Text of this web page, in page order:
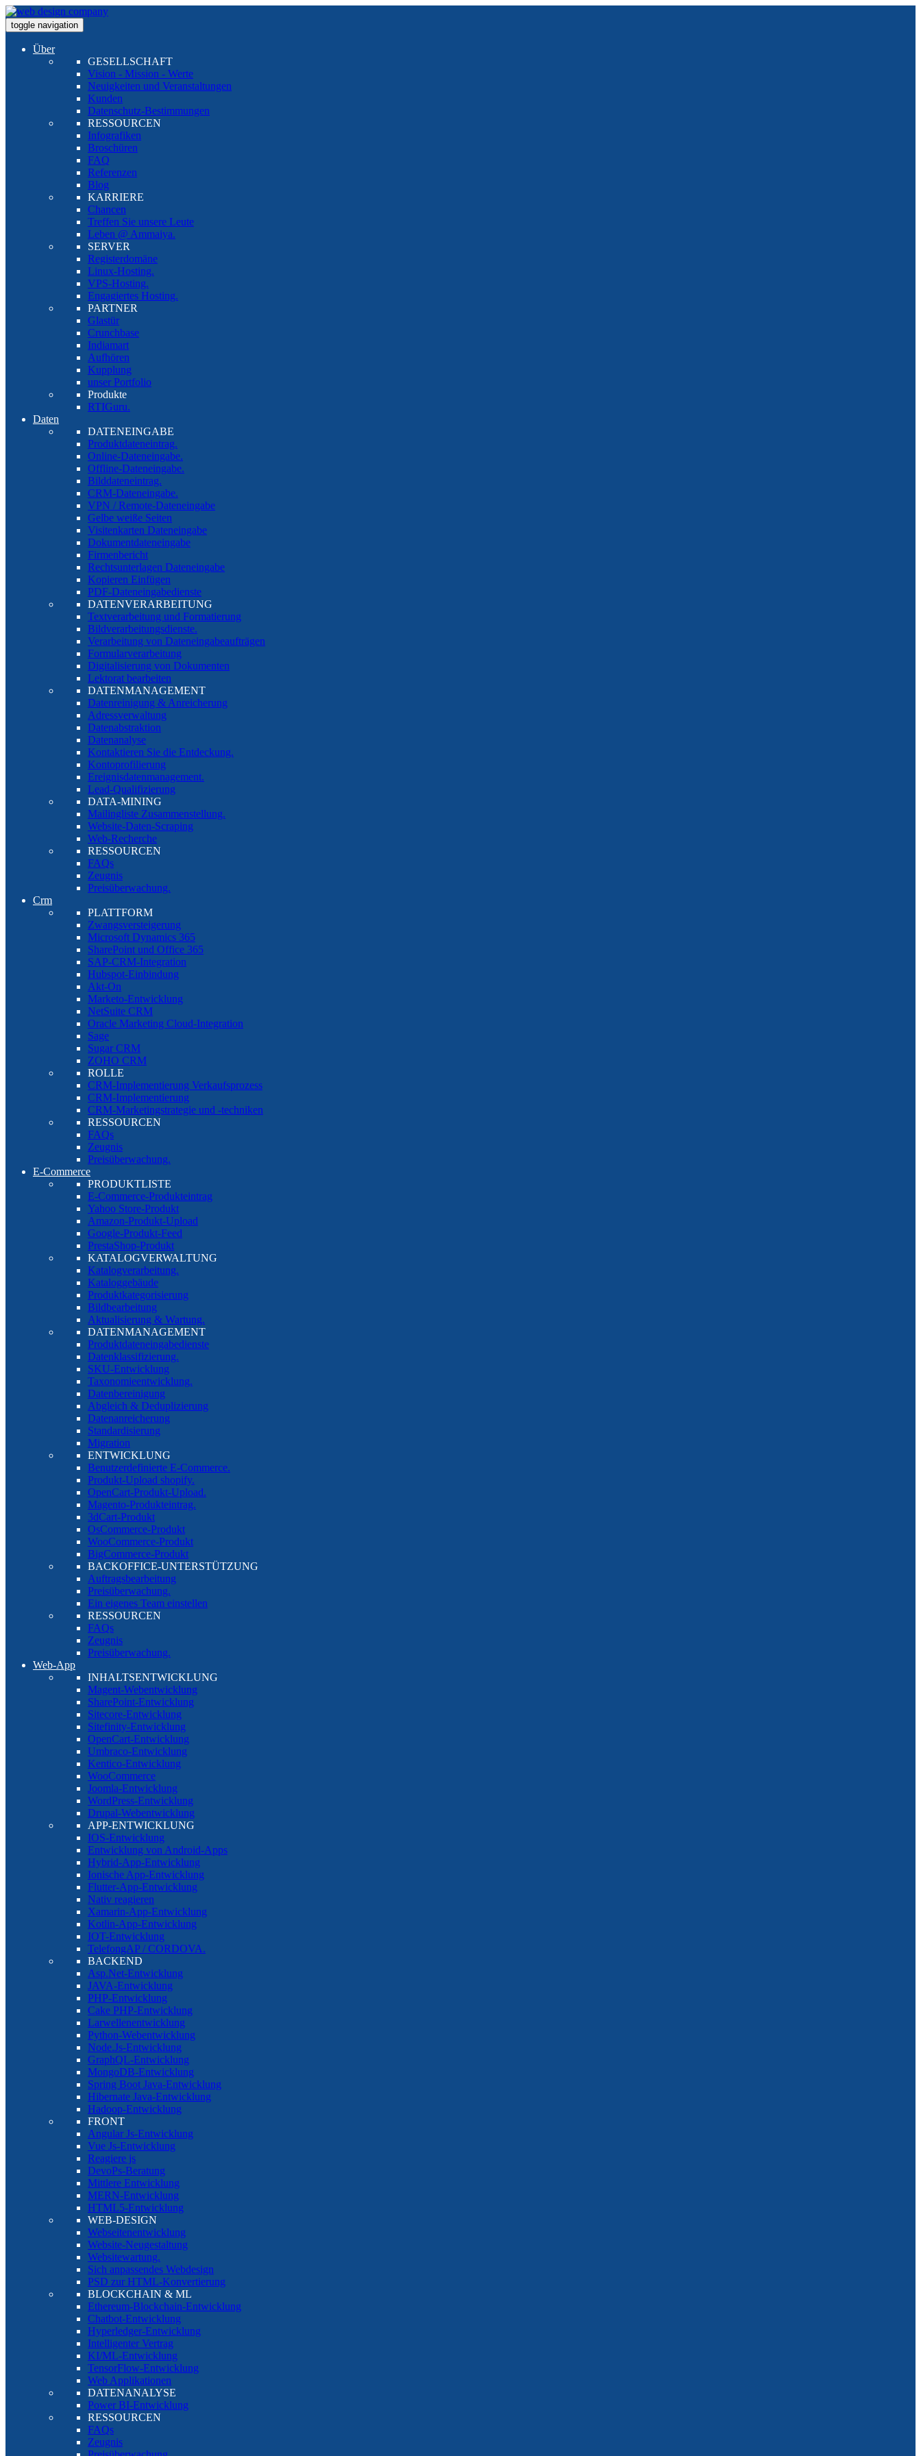
toggle navigation
Über
GESELLSCHAFT
Vision - Mission - Werte
Neuigkeiten und Veranstaltungen
Kunden
Datenschutz-Bestimmungen
RESSOURCEN
Infografiken
Broschüren
FAQ
Referenzen
Blog
KARRIERE
Chancen
Treffen Sie unsere Leute
Leben @ Ammaiya.
SERVER
Registerdomäne
Linux-Hosting.
VPS-Hosting.
Engagiertes Hosting.
PARTNER
Glastür
Crunchbase
Indiamart
Aufhören
Kupplung
unser Portfolio
Produkte
RTIGuru.
Daten
DATENEINGABE
Produktdateneintrag.
Online-Dateneingabe.
Offline-Dateneingabe.
Bilddateneintrag.
CRM-Dateneingabe.
VPN / Remote-Dateneingabe
Gelbe weiße Seiten
Visitenkarten Dateneingabe
Dokumentdateneingabe
Firmenbericht
Rechtsunterlagen Dateneingabe
Kopieren Einfügen
PDF-Dateneingabedienste
DATENVERARBEITUNG
Textverarbeitung und Formatierung
Bildverarbeitungsdienste.
Verarbeitung von Dateneingabeaufträgen
Formularverarbeitung
Digitalisierung von Dokumenten
Lektorat bearbeiten
DATENMANAGEMENT
Datenreinigung & Anreicherung
Adressverwaltung
Datenabstraktion
Datenanalyse
Kontaktieren Sie die Entdeckung.
Kontoprofilierung
Ereignisdatenmanagement.
Lead-Qualifizierung
DATA-MINING
Mailingliste Zusammenstellung.
Website-Daten-Scraping
Web-Recherche
RESSOURCEN
FAQs
Zeugnis
Preisüberwachung.
Crm
PLATTFORM
Zwangsversteigerung
Microsoft Dynamics 365
SharePoint und Office 365
SAP-CRM-Integration
Hubspot-Einbindung
Akt-On
Marketo-Entwicklung
NetSuite CRM
Oracle Marketing Cloud-Integration
Sage
Sugar CRM
ZOHO CRM
ROLLE
CRM-Implementierung Verkaufsprozess
CRM-Implementierung
CRM-Marketingstrategie und -techniken
RESSOURCEN
FAQs
Zeugnis
Preisüberwachung.
E-Commerce
PRODUKTLISTE
E-Commerce-Produkteintrag
Yahoo Store-Produkt
Amazon-Produkt-Upload
Google-Produkt-Feed
PrestaShop-Produkt
KATALOGVERWALTUNG
Katalogverarbeitung.
Kataloggebäude
Produktkategorisierung
Bildbearbeitung
Aktualisierung & Wartung.
DATENMANAGEMENT
Produktdateneingabedienste
Datenklassifizierung.
SKU-Entwicklung
Taxonomieentwicklung.
Datenbereinigung
Abgleich & Deduplizierung
Datenanreicherung
Standardisierung
Migration
ENTWICKLUNG
Benutzerdefinierte E-Commerce.
Produkt-Upload shopify.
OpenCart-Produkt-Upload.
Magento-Produkteintrag.
3dCart-Produkt
OsCommerce-Produkt
WooCommerce-Produkt
BigCommerce-Produkt
BACKOFFICE-UNTERSTÜTZUNG
Auftragsbearbeitung
Preisüberwachung.
Ein eigenes Team einstellen
RESSOURCEN
FAQs
Zeugnis
Preisüberwachung.
Web-App
INHALTSENTWICKLUNG
Magent-Webentwicklung
SharePoint-Entwicklung
Sitecore-Entwicklung
Sitefinity-Entwicklung
OpenCart-Entwicklung
Umbraco-Entwicklung
Kentico-Entwicklung
WooCommerce
Joomla-Entwicklung
WordPress-Entwicklung
Drupal-Webentwicklung
APP-ENTWICKLUNG
IOS-Entwicklung
Entwicklung von Android-Apps
Hybrid-App-Entwicklung
Ionische App-Entwicklung
Flutter-App-Entwicklung
Nativ reagieren
Xamarin-App-Entwicklung
Kotlin-App-Entwicklung
IOT-Entwicklung
TelefongAP / CORDOVA.
BACKEND
Asp.Net-Entwicklung
JAVA-Entwicklung
PHP-Entwicklung
Cake PHP-Entwicklung
Larwellenentwicklung
Python-Webentwicklung
Node.Js-Entwicklung
GraphQL-Entwicklung
MongoDB-Entwicklung
Spring Boot Java-Entwicklung
Hibernate Java-Entwicklung
Hadoop-Entwicklung
FRONT
Angular Js-Entwicklung
Vue Js-Entwicklung
Reagiere js
DevoPs-Beratung
Mittlere Entwicklung
MERN-Entwicklung
HTML5-Entwicklung
WEB-DESIGN
Webseitenentwicklung
Website-Neugestaltung
Websitewartung.
Sich anpassendes Webdesign
PSD zur HTML-Konvertierung
BLOCKCHAIN & ML
Ethereum-Blockchain-Entwicklung
Chatbot-Entwicklung
Hyperledger-Entwicklung
Intelligenter Vertrag
KI/ML-Entwicklung
TensorFlow-Entwicklung
Web Applikationen
DATENANALYSE
Power BI-Entwicklung
RESSOURCEN
FAQs
Zeugnis